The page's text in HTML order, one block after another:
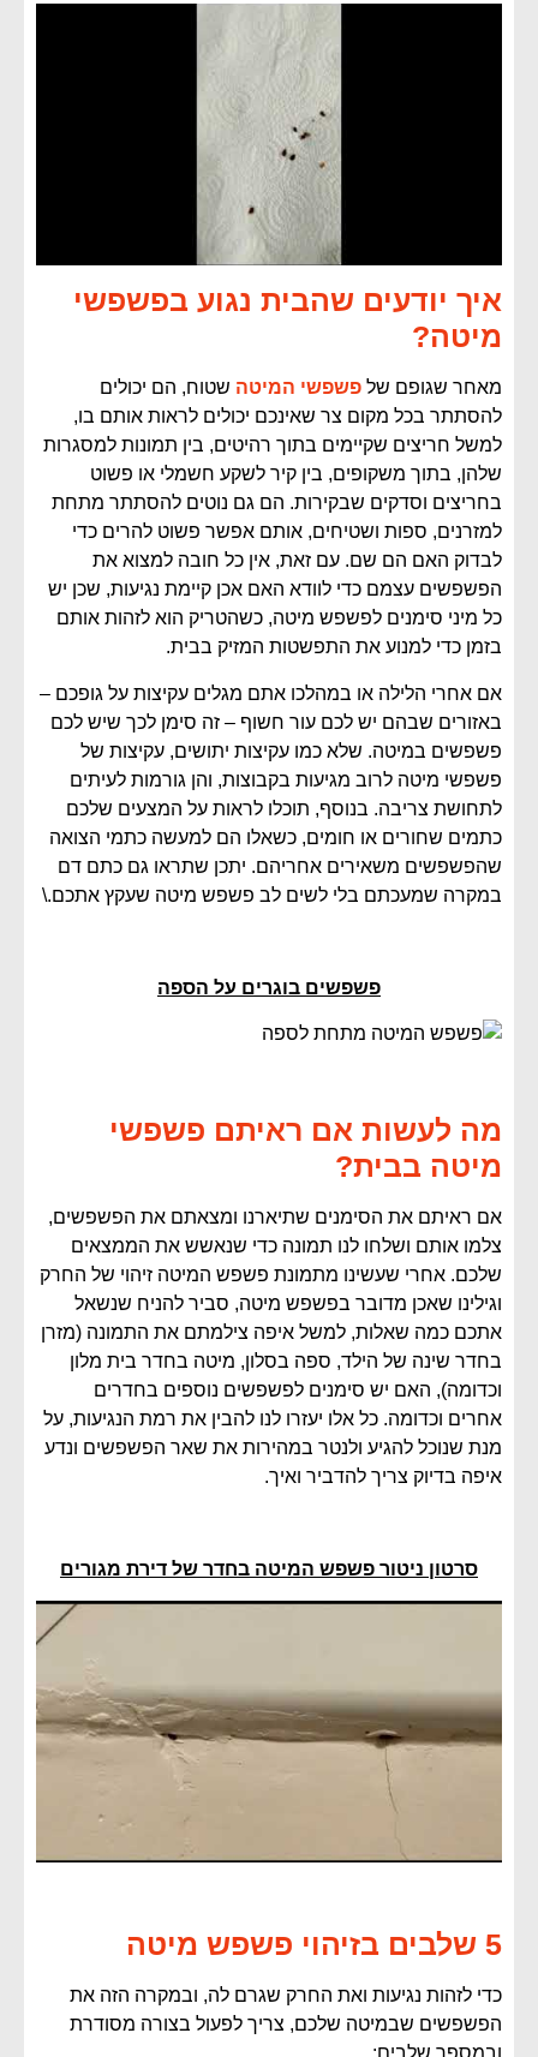
איך יודעים שהבית נגוע בפשפשי
מיטה?
מאחר שגופם של פשפשי המיטה שטוח, הם יכולים
להסתתר בכל מקום צר שאינכם יכולים לראות אותם בו,
למשל חריצים שקיימים בתוך רהיטים, בין תמונות למסגרות
שלהן, בתוך משקופים, בין קיר לשקע חשמלי או פשוט
בחריצים וסדקים שבקירות. הם גם נוטים להסתתר מתחת
למזרנים, ספות ושטיחים, אותם אפשר פשוט להרים כדי
לבדוק האם הם שם. עם זאת, אין כל חובה למצוא את
הפשפשים עצמם כדי לוודא האם אכן קיימת נגיעות, שכן יש
כל מיני סימנים לפשפש מיטה, כשהטריק הוא לזהות אותם
בזמן כדי למנוע את התפשטות המזיק בבית.
אם אחרי הלילה או במהלכו אתם מגלים עקיצות על גופכם –
באזורים שבהם יש לכם עור חשוף – זה סימן לכך שיש לכם
פשפשים במיטה. שלא כמו עקיצות יתושים, עקיצות של
פשפשי מיטה לרוב מגיעות בקבוצות, והן גורמות לעיתים
לתחושת צריבה. בנוסף, תוכלו לראות על המצעים שלכם
כתמים שחורים או חומים, כשאלו הם למעשה כתמי הצואה
שהפשפשים משאירים אחריהם. יתכן שתראו גם כתם דם
במקרה שמעכתם בלי לשים לב פשפש מיטה שעקץ אתכם.\
פשפשים בוגרים על הספה
מה לעשות אם ראיתם פשפשי
מיטה בבית?
אם ראיתם את הסימנים שתיארנו ומצאתם את הפשפשים,
צלמו אותם ושלחו לנו תמונה כדי שנאשש את הממצאים
שלכם. אחרי שעשינו מתמונת פשפש המיטה זיהוי של החרק
וגילינו שאכן מדובר בפשפש מיטה, סביר להניח שנשאל
אתכם כמה שאלות, למשל איפה צילמתם את התמונה (מזרן
בחדר שינה של הילד, ספה בסלון, מיטה בחדר בית מלון
וכדומה), האם יש סימנים לפשפשים נוספים בחדרים
אחרים וכדומה. כל אלו יעזרו לנו להבין את רמת הנגיעות, על
מנת שנוכל להגיע ולנטר במהירות את שאר הפשפשים ונדע
איפה בדיוק צריך להדביר ואיך.
סרטון ניטור פשפש המיטה בחדר של דירת מגורים
5 שלבים בזיהוי פשפש מיטה
כדי לזהות נגיעות ואת החרק שגרם לה, ובמקרה הזה את
הפשפשים שבמיטה שלכם, צריך לפעול בצורה מסודרת
ובמספר שלבים: